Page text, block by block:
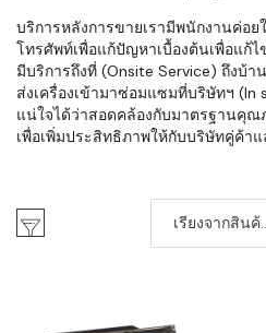
บริการหลังการขายเรามีพนักงานค่อ
โทรศัพท์เพื่อแก้ปัญหาเบื้องต้นเพื่อแก้
มีบริการถึงที่ (Onsite Service) ถึงบ้
ส่งเครื่องเข้ามาซ่อมแซมที่บริษัทฯ (In
แน่ใจได้ว่าสอดคล้องกับมาตรฐานคุณ
เพื่อเพิ่มประสิทธิภาพให้กับบริษัทคู่ค้าแ
เรียงจากสินค้
ใหม่-เก่า